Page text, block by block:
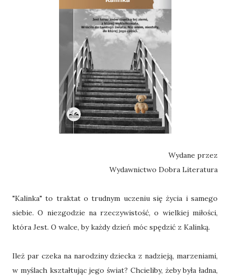
Wydane przez
Wydawnictwo Dobra Literatura
"Kalinka" to traktat o trudnym uczeniu się życia i samego
siebie. O niezgodzie na rzeczywistość, o wielkiej miłości,
która Jest. O walce, by każdy dzień móc spędzić z Kalinką.
Ileż par czeka na narodziny dziecka z nadzieją, marzeniami,
w myślach kształtując jego świat? Chcieliby, żeby była ładna,